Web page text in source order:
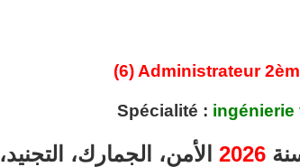
(6) Administrateur
Spécialité : ingénierie
2026 الأمن، الجمارك، التجنيد،